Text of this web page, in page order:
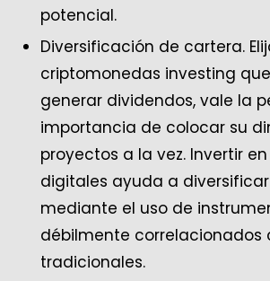
potencial.
Diversificación de cartera.
criptomonedas investing
generar dividendos, vale la
importancia de colocar su
proyectos a la vez. Invertir
digitales ayuda a
mediante el uso de
débilmente correlacionados
tradicionales.